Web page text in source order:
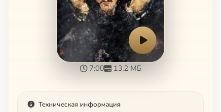
7:00 13.2 МБ
Техническая информация